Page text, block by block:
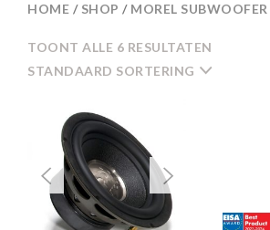
HOME / SHOP / MOREL SUBWOOFER
TOONT ALLE 6 RESULTATEN
STANDAARD SORTERING